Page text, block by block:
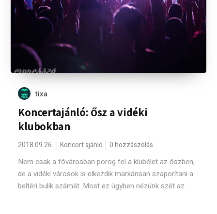
tixa
Koncertajánló: ősz a vidéki
klubokban
2018.09.26. Koncert ajánló 0 hozzászólás
Nem csak a fővárosban pörög fel a klubélet az őszben,
de a vidéki városok is elkezdik markánsan szaporítani a
beltéri bulik számát. Most ez ügyben nézünk szét az...